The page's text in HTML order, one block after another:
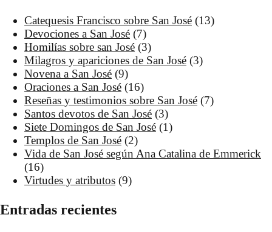
Catequesis Francisco sobre San José (13)
Devociones a San José (7)
Homilías sobre san José (3)
Milagros y apariciones de San José (3)
Novena a San José (9)
Oraciones a San José (16)
Reseñas y testimonios sobre San José (7)
Santos devotos de San José (3)
Siete Domingos de San José (1)
Templos de San José (2)
Vida de San José según Ana Catalina de Emmerick
(16)
Virtudes y atributos (9)
Entradas recientes